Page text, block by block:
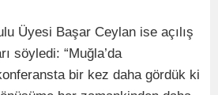
Üyesi Başar Ceylan ise açılış
söyledi: “Muğla’da
bir kez daha gördük ki